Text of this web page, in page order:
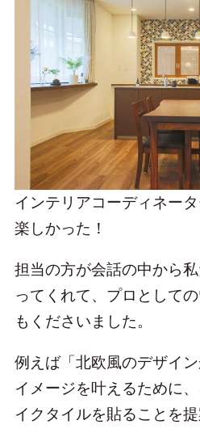
インテリアコーディネー
楽しかった！
担当の方が会話の中から
ってくれて、プロとして
もくださいました。
例えば「北欧風のデザイ
イメージを叶えるために
イクタイルを貼ることを提